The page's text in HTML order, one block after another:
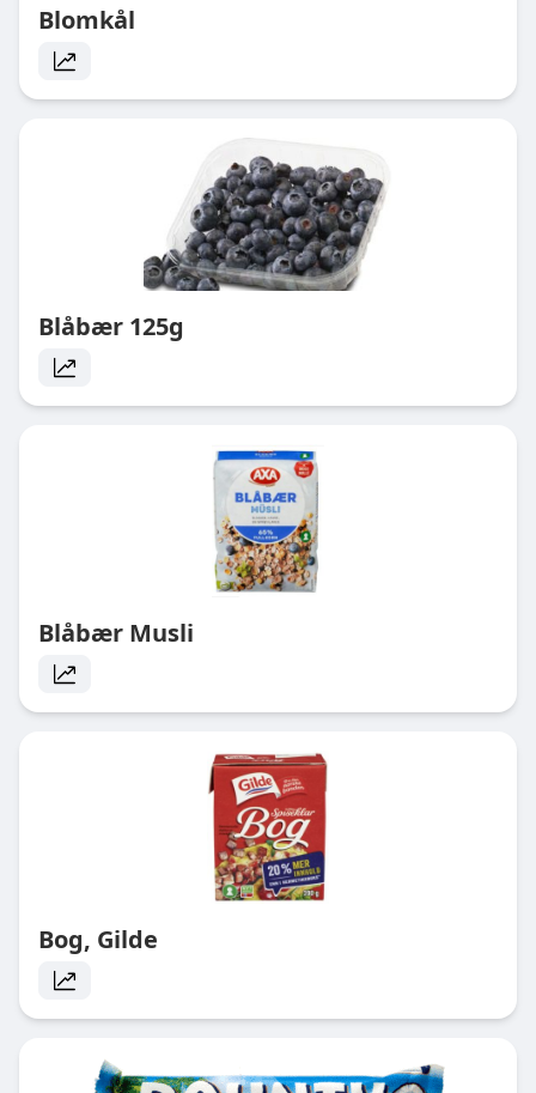
Blomkål
Blåbær 125g
Blåbær Musli
Bog, Gilde